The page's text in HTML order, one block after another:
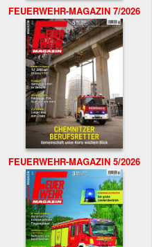
FEUERWEHR-MAGAZIN 7/2026
FEUERWEHR-MAGAZIN 5/2026